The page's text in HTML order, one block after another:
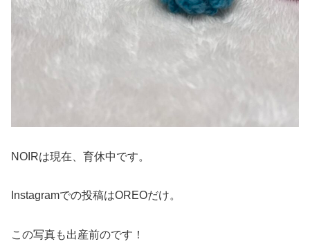
NOIRは現在、育休中です。
Instagramでの投稿はOREOだけ。
この写真も出産前のです！